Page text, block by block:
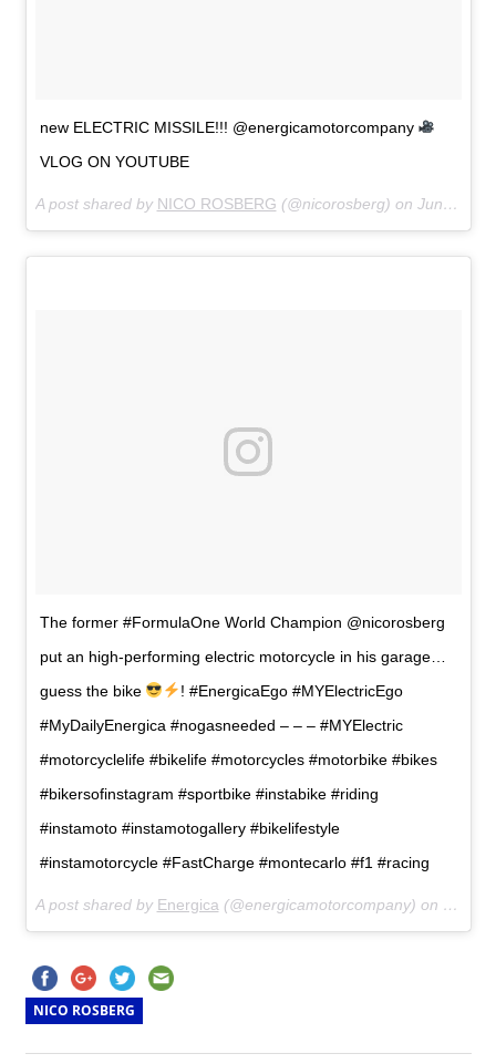
new ELECTRIC MISSILE!!! @energicamotorcompany
VLOG ON YOUTUBE
A post shared by NICO ROSBERG (@nicorosberg) on Jun 1, 2018 at 3:50am PDT
The former #FormulaOne World Champion @nicorosberg
put an high-performing electric motorcycle in his garage…
guess the bike
! #EnergicaEgo #MYElectricEgo
#MyDailyEnergica #nogasneeded – – – #MYElectric
#motorcyclelife #bikelife #motorcycles #motorbike #bikes
#bikersofinstagram #sportbike #instabike #riding
#instamoto #instamotogallery #bikelifestyle
#instamotorcycle #FastCharge #montecarlo #f1 #racing
A post shared by Energica (@energicamotorcompany) on May
NICO ROSBERG